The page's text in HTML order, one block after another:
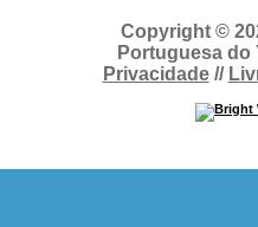
Copyright ©
Portuguesa do
Privacidade//